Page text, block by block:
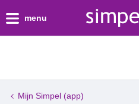
menu
Mijn Simpel (app)